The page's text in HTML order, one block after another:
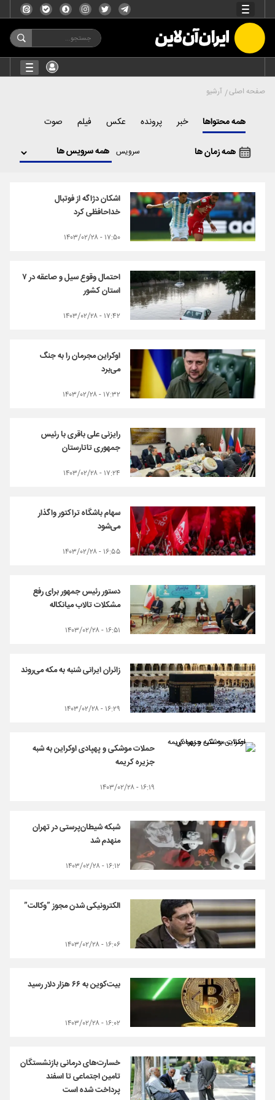
صفحه اصلی آرشیو
همه محتواها خبر پرونده عکس فیلم صوت
همه زمان ها سرویس
اشکان دژاگه از فوتبال
خداحافظی کرد
۱۷:۵۰ - ۱۴۰۳/۰۲/۲۸
احتمال وقوع سیل و صاعقه در ۷
استان کشور
۱۷:۴۲ - ۱۴۰۳/۰۲/۲۸
اوکراین مجرمان را به جنگ
می‌برد
۱۷:۳۲ - ۱۴۰۳/۰۲/۲۸
رایزنی علی‌ باقری با رئیس
جمهوری تاتارستان
۱۷:۲۴ - ۱۴۰۳/۰۲/۲۸
سهام باشگاه تراکتور واگذار
می‌شود
۱۶:۵۵ - ۱۴۰۳/۰۲/۲۸
دستور رئیس جمهور برای رفع
مشکلات تالاب میانکاله
۱۶:۵۱ - ۱۴۰۳/۰۲/۲۸
زائران ایرانی شنبه به مکه می‌روند
۱۶:۲۹ - ۱۴۰۳/۰۲/۲۸
حملات موشکی و پهپادی اوکراین به شبه
جزیره کریمه
۱۶:۱۹ - ۱۴۰۳/۰۲/۲۸
شبکه شیطان‌پرستی در تهران
منهدم شد
۱۶:۱۲ - ۱۴۰۳/۰۲/۲۸
الکترونیکی شدن مجوز ”وکالت”
۱۶:۰۶ - ۱۴۰۳/۰۲/۲۸
بیت‌کوین به ۶۶ هزار دلار رسید
۱۶:۰۲ - ۱۴۰۳/۰۲/۲۸
خسارت‌های درمانی بازنشستگان
تامین اجتماعی تا اسفند
پرداخت شده است